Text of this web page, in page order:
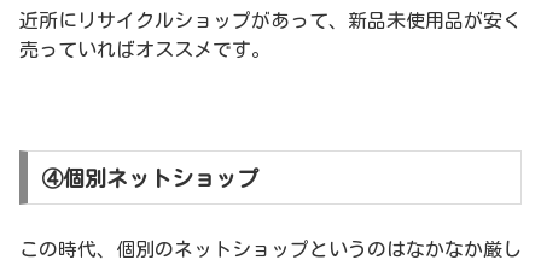
近所にリサイクルショップがあって、新品未使用品が安く
売っていればオススメです。
④個別ネットショップ
この時代、個別のネットショップというのはなかなか厳し